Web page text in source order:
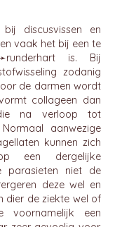
discusvissen en
vaak het bij een te
runderhart is. Bij
zodanig
de darmen wordt
collageen dan
na verloop tot
aanwezige
kunnen zich
een dergelijke
parasieten niet de
deze wel en
dier de ziekte wel of
voornamelijk een